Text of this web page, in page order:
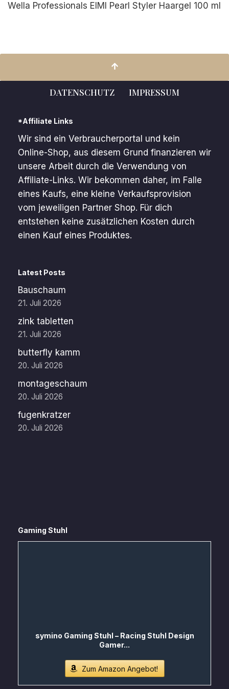
Wella Professionals EIMI Pearl Styler Haargel 100 ml
DATENSCHUTZ IMPRESSUM
*Affiliate Links
Wir sind ein Verbraucherportal und kein
Online-Shop, aus diesem Grund finanzieren wir
unsere Arbeit durch die Verwendung von
Affiliate-Links. Wir bekommen daher, im Falle
eines Kaufs, eine kleine Verkaufsprovision
vom jeweiligen Partner Shop. Für dich
entstehen keine zusätzlichen Kosten durch
einen Kauf eines Produktes.
Latest Posts
Bauschaum
21. Juli 2026
zink tabletten
21. Juli 2026
butterfly kamm
20. Juli 2026
montageschaum
20. Juli 2026
fugenkratzer
20. Juli 2026
Gaming Stuhl
symino Gaming Stuhl – Racing Stuhl Design
Gamer...
Zum Amazon Angebot!